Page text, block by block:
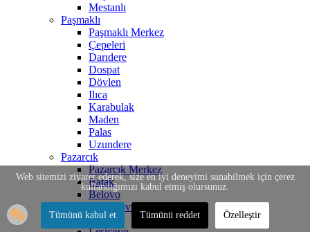
Mestanlı
Paşmaklı
Paşmaklı Merkez
Çepeleri
Darıdere
Dospat
Dövlen
Ilıca
Karabulak
Maden
Palas
Uzundere
Pazarcık
Pazarcık Merkez
Batak
Belovo
Bratsigovo
İstirelçe
Web sitemizi ziyaret ederek, size en iyi deneyimi sunabilmek için çerez
kullandığımızı kabul etmiş olursunuz.
Tümünü kabul et Tümünü reddet Özelleştir